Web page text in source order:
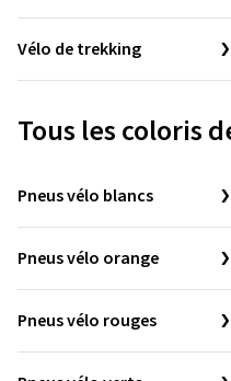
Vélo de trekking
Tous les coloris
Pneus vélo blancs
Pneus vélo orange
Pneus vélo rouges